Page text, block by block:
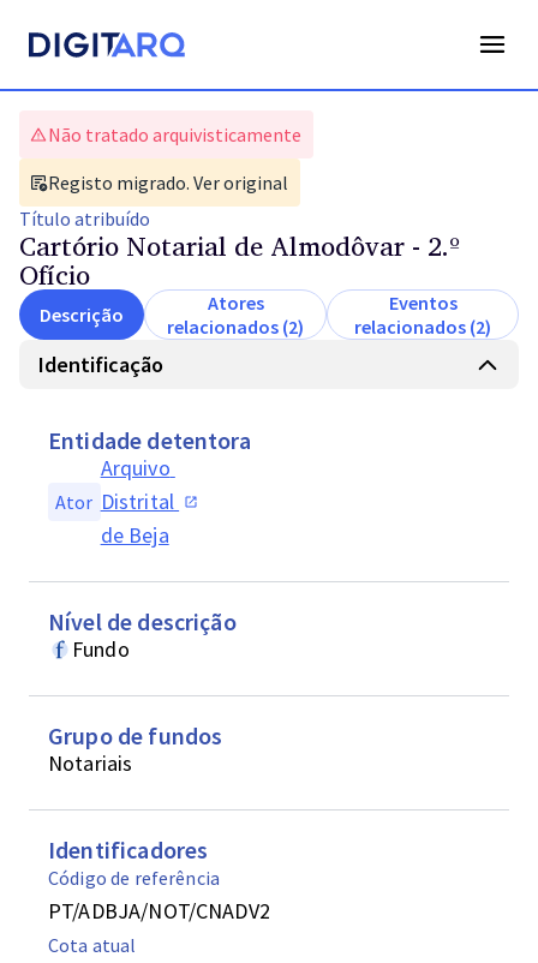
Não tratado arquivisticamente
Registo migrado. Ver original
Título atribuído
Cartório Notarial de Almodôvar - 2.º
Ofício
Descrição
Atores
relacionados (2)
Eventos
relacionados (2)
Identificação
Entidade detentora
Ator
Arquivo
Distrital
de Beja
Nível de descrição
Fundo
Grupo de fundos
Notariais
Identificadores
Código de referência
PT/ADBJA/NOT/CNADV2
Cota atual